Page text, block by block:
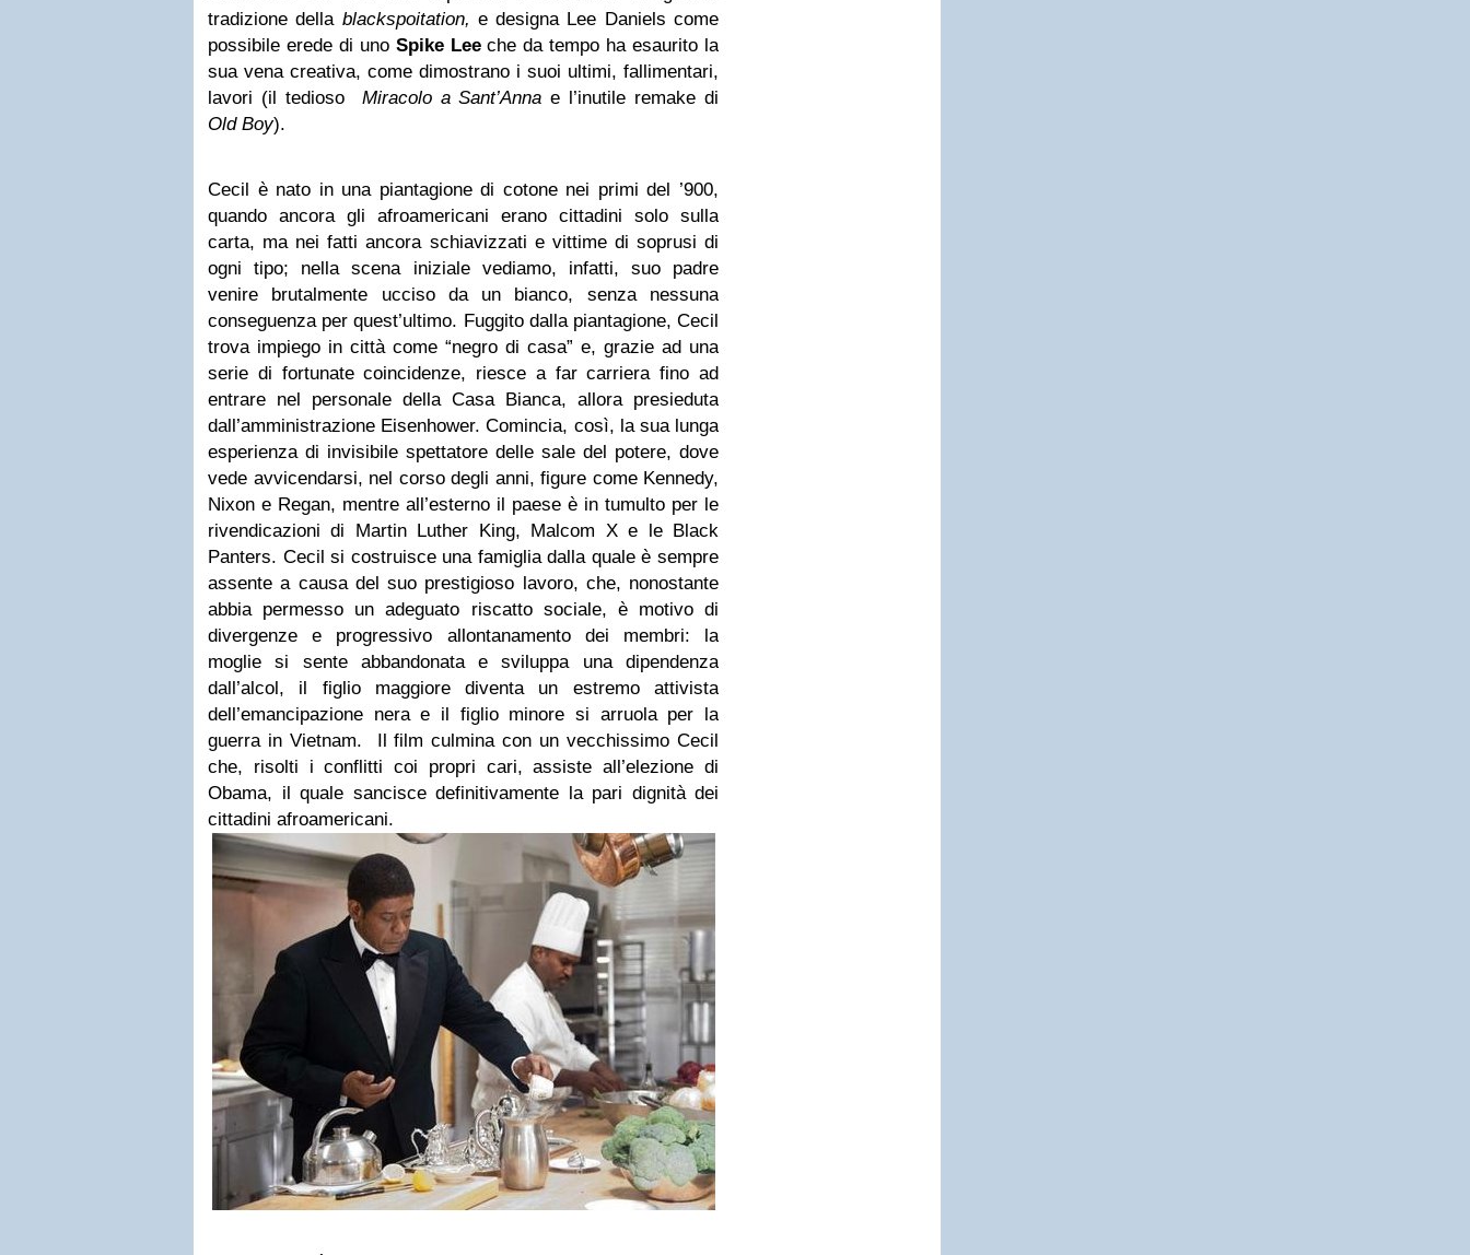
tradizione della blackspoitation, e designa Lee Daniels come
possibile erede di uno Spike Leeche da tempo ha esaurito la
sua vena creativa, come dimostrano i suoi ultimi, fallimentari,
lavori (il tedioso Miracolo a Sant’Anna e l’inutile remake di
Old Boy).
Cecil è nato in una piantagione di cotone nei primi del ’900,
quando ancora gli afroamericani erano cittadini solo sulla
carta, ma nei fatti ancora schiavizzati e vittime di soprusi di
ogni tipo; nella scena iniziale vediamo, infatti, suo padre
venire brutalmente ucciso da un bianco, senza nessuna
conseguenza per quest’ultimo. Fuggito dalla piantagione, Cecil
trova impiego in città come “negro di casa” e, grazie ad una
serie di fortunate coincidenze, riesce a far carriera fino ad
entrare nel personale della Casa Bianca, allora presieduta
dall’amministrazione Eisenhower. Comincia, così, la sua lunga
esperienza di invisibile spettatore delle sale del potere, dove
vede avvicendarsi, nel corso degli anni, figure come Kennedy,
Nixon e Regan, mentre all’esterno il paese è in tumulto per le
rivendicazioni di Martin Luther King, Malcom X e le Black
Panters. Cecil si costruisce una famiglia dalla quale è sempre
assente a causa del suo prestigioso lavoro, che, nonostante
abbia permesso un adeguato riscatto sociale, è motivo di
divergenze e progressivo allontanamento dei membri: la
moglie si sente abbandonata e sviluppa una dipendenza
dall’alcol, il figlio maggiore diventa un estremo attivista
dell’emancipazione nera e il figlio minore si arruola per la
guerra in Vietnam. Il film culmina con un vecchissimo Cecil
che, risolti i conflitti coi propri cari, assiste all’elezione di
Obama, il quale sancisce definitivamente la pari dignità dei
cittadini afroamericani.